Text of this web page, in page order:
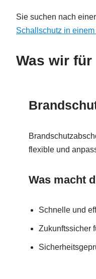
Sie suchen nach
Schallschutz in
Was wir
flexible und
Was macht
Schnelle und
Zukunftssicher